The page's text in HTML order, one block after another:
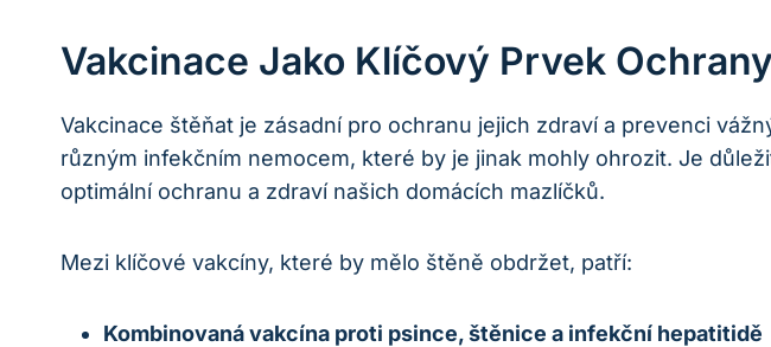
Vakcinace Jako Klíčový Prvek
Vakcinace štěňat je zásadní pro ochranu jejich zdraví a prevenci
různým infekčním nemocem, které by je jinak mohly ohrozit. Je
optimální ochranu a zdraví našich domácích mazlíčků.
Mezi klíčové vakcíny, které by mělo štěně obdržet, patří:
Kombinovaná vakcína proti psince, štěnice a infekční hepatitidě